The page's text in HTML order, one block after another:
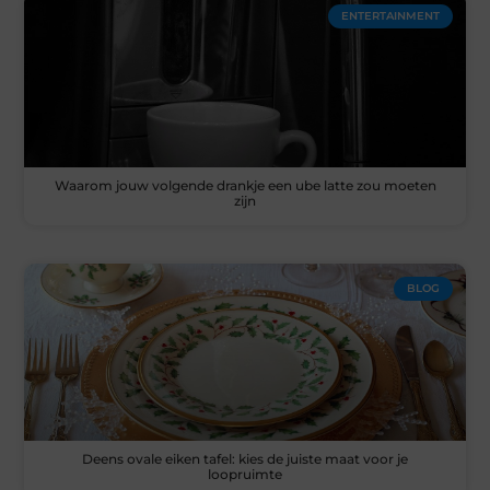
ENTERTAINMENT
Waarom jouw volgende drankje een ube latte zou moeten
zijn
BLOG
Deens ovale eiken tafel: kies de juiste maat voor je
loopruimte